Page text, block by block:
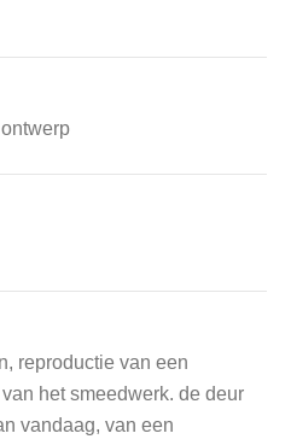
reproductie van een
het smeedwerk. de deur
vandaag, van een